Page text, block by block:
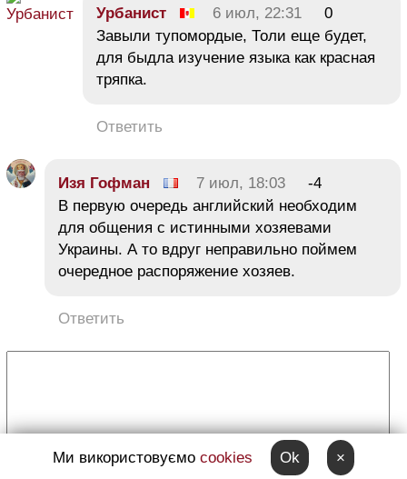
Урбанист 6 июл, 22:31
0
Завыли тупомордые, Толи еще будет,
для быдла изучение языка как красная
тряпка.
Ответить
Изя Гофман 7 июл, 18:03
-4
В первую очередь английский необходим
для общения с истинными хозяевами
Украины. А то вдруг неправильно поймем
очередное распоряжение хозяев.
Ответить
Ми використовуємо cookies Ok ×